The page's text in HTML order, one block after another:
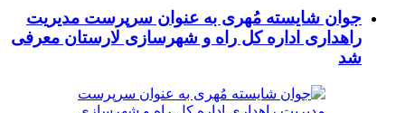
جوان شایسته مُهری به عنوان سرپرست مدیریت
راهداری اداره کل راه و شهرسازی لارستان معرفی
شد